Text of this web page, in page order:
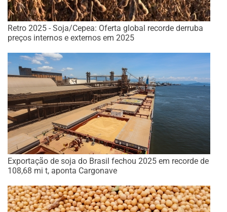
Retro 2025 - Soja/Cepea: Oferta global recorde derruba
preços internos e externos em 2025
Exportação de soja do Brasil fechou 2025 em recorde de
108,68 mi t, aponta Cargonave